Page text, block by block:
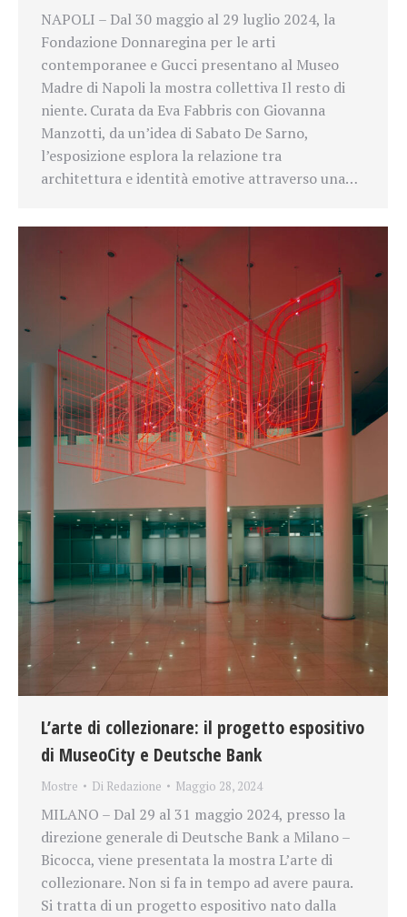
NAPOLI – Dal 30 maggio al 29 luglio 2024, la
Fondazione Donnaregina per le arti
contemporanee e Gucci presentano al Museo
Madre di Napoli la mostra collettiva Il resto di
niente. Curata da Eva Fabbris con Giovanna
Manzotti, da un’idea di Sabato De Sarno,
l’esposizione esplora la relazione tra
architettura e identità emotive attraverso una…
L’arte di collezionare: il progetto espositivo
di MuseoCity e Deutsche Bank
Mostre Di Redazione Maggio 28, 2024
MILANO – Dal 29 al 31 maggio 2024, presso la
direzione generale di Deutsche Bank a Milano –
Bicocca, viene presentata la mostra L’arte di
collezionare. Non si fa in tempo ad avere paura.
Si tratta di un progetto espositivo nato dalla